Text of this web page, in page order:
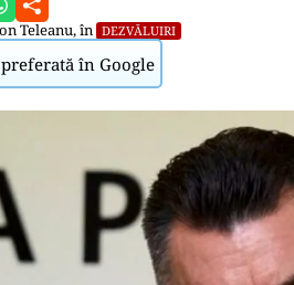
Teleanu, în DEZVĂLUIRI
în Google